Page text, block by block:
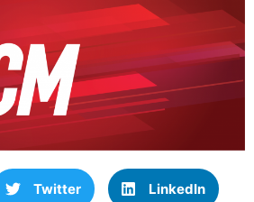
Twitter LinkedIn